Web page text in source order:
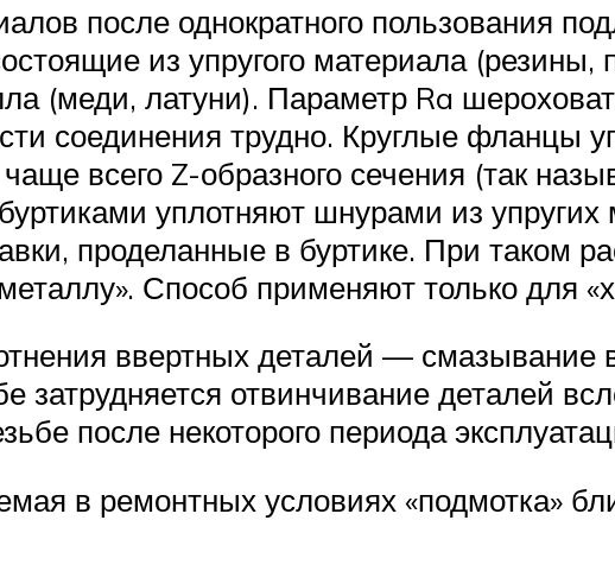
после однократного пользования
из упругого материала (резины,
(меди, латуни). Параметр Ra
соединения трудно. Круглые фланцы
всего Z-образного сечения (так
уплотняют шнурами из упругих
проделанные в буртике. При таком
Способ применяют только для
ввертных деталей — смазывание
затрудняется отвинчивание деталей
после некоторого периода
в ремонтных условиях «подмотка»